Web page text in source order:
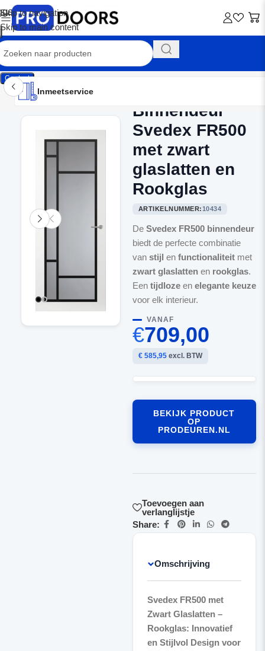
Skip to navigation
Skip to main content
Contact
Inmeetservice
Montageservice
Advies op maat
Showroom
Inmeetservice
Binnendeur
Svedex FR500
met zwart
glaslatten en
Rookglas
ARTIKELNUMMER:10434
De Svedex FR500 binnendeur
biedt de perfecte combinatie
van stijl en functionaliteitmet
zwart glaslattenen rookglas.
Een tijdlozeen elegante keuze
voor elk interieur.
VANAF
€709,00
€ 585,95excl. BTW
BEKIJK PRODUCT
OP
PRODEUREN.NL
Toevoegen aan
verlanglijstje
Share:
Omschrijving
Svedex FR500 met
Zwart Glaslatten –
Rookglas: Innovatief
en Stijlvol Design voor